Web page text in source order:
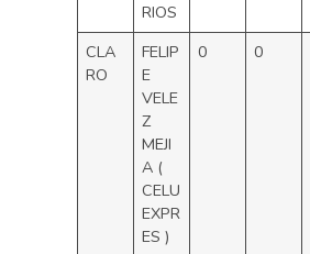
RIOS
CLA
RO
FELIP
E
VELE
Z
MEJI
A (
CELU
EXPR
ES )
0 0